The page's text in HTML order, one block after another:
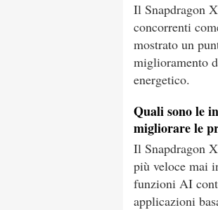
Il Snapdragon
concorrenti
mostrato un
miglioramento
energetico.
Quali sono le
migliorare le
Il Snapdragon
più veloce mai
funzioni AI
applicazioni